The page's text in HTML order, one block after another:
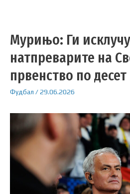
Мурињо: Ги
натпреварите на
првенство по
Фудбал /29.06.2026